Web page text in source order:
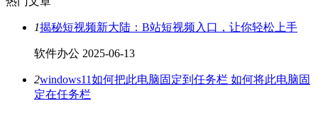
1揭秘短视频新大陆：B站短视频入口，让你轻松上手
软件办公 2025-06-13
2windows11如何把此电脑固定到任务栏 如何将此电脑固
定在任务栏